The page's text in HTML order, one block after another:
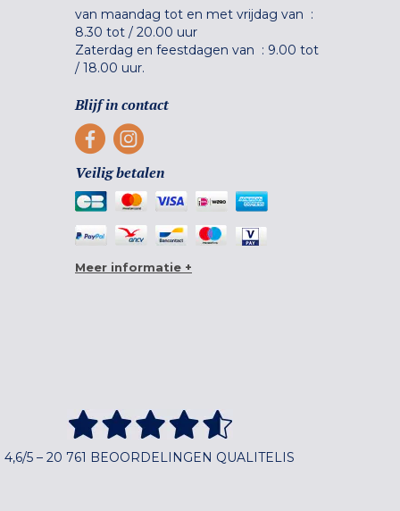
van maandag tot en met vrijdag van :
8.30 tot / 20.00 uur
Zaterdag en feestdagen van : 9.00 tot
/ 18.00 uur.
Blijf in contact
Veilig betalen
Meer informatie +
4,6/5 – 20 761 BEOORDELINGEN QUALITELIS